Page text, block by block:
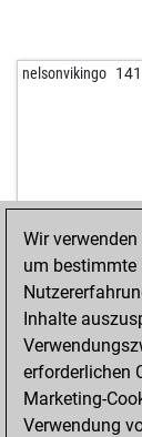
nelsonvikingo
Wir
um bestimmte
Inhalte
erforderlichen
Marketing-
Verwendung